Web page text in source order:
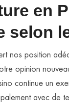
en
selon
nos position
opinion
continue un
avec de